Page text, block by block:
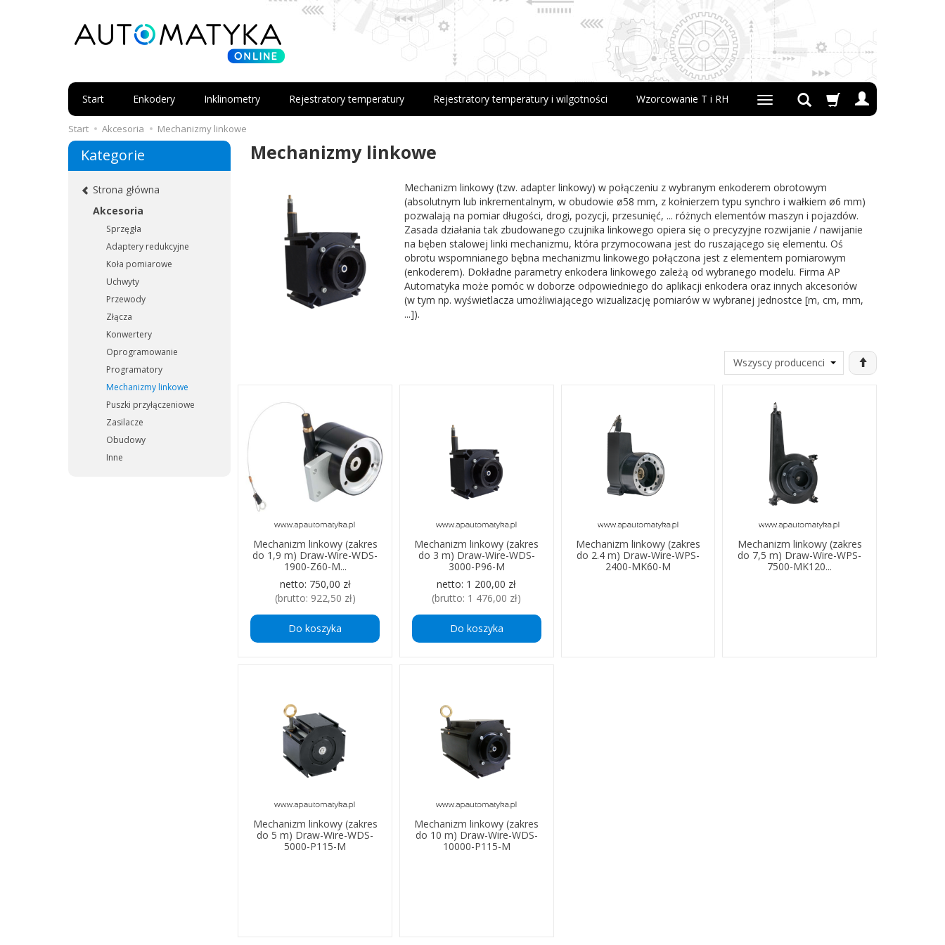
Start Enkodery Inklinometry Rejestratory temperatury Rejestratory temperatury i wilgotności Wzorcowanie T i RH
Start Akcesoria Mechanizmy linkowe
Mechanizmy linkowe
Mechanizm linkowy (tzw. adapter linkowy) w połączeniu z wybranym enkoderem obrotowym
(absolutnym lub inkrementalnym, w obudowie ø58 mm, z kołnierzem typu synchro i wałkiem ø6 mm)
pozwalają na pomiar długości, drogi, pozycji, przesunięć, ... różnych elementów maszyn i pojazdów.
Zasada działania tak zbudowanego czujnika linkowego opiera się o precyzyjne rozwijanie / nawijanie
na bęben stalowej linki mechanizmu, która przymocowana jest do ruszającego się elementu. Oś
obrotu wspomnianego bębna mechanizmu linkowego połączona jest z elementem pomiarowym
(enkoderem). Dokładne parametry enkodera linkowego zależą od wybranego modelu. Firma AP
Automatyka może pomóc w doborze odpowiedniego do aplikacji enkodera oraz innych akcesoriów
(w tym np. wyświetlacza umożliwiającego wizualizację pomiarów w wybranej jednostce [m, cm, mm,
...]).
Mechanizm linkowy (zakres
do 1,9 m) Draw-Wire-WDS-
1900-Z60-M...
netto: 750,00 zł
(brutto: 922,50 zł)
Do koszyka
Mechanizm linkowy (zakres
do 3 m) Draw-Wire-WDS-
3000-P96-M
netto: 1 200,00 zł
(brutto: 1 476,00 zł)
Do koszyka
Mechanizm linkowy (zakres
do 2.4 m) Draw-Wire-WPS-
2400-MK60-M
Mechanizm linkowy (zakres
do 7,5 m) Draw-Wire-WPS-
7500-MK120...
Mechanizm linkowy (zakres
do 5 m) Draw-Wire-WDS-
5000-P115-M
Mechanizm linkowy (zakres
do 10 m) Draw-Wire-WDS-
10000-P115-M
Kategorie
Strona główna
Akcesoria
Sprzęgła
Adaptery redukcyjne
Koła pomiarowe
Uchwyty
Przewody
Złącza
Konwertery
Oprogramowanie
Programatory
Mechanizmy linkowe
Puszki przyłączeniowe
Zasilacze
Obudowy
Inne